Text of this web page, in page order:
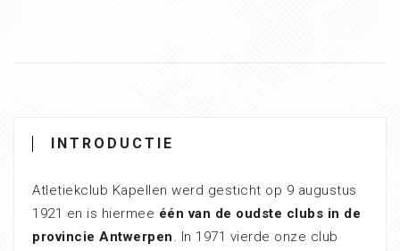
INTRODUCTIE
Atletiekclub Kapellen werd gesticht op 9 augustus
1921 en is hiermee één van de oudste clubs in de
provincie Antwerpen. In 1971 vierde onze club